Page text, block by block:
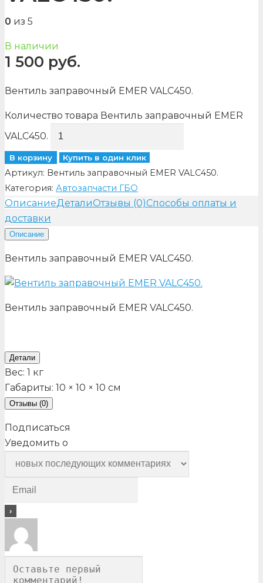
0 из 5
В наличии
1 500 руб.
Вентиль заправочный EMER VALC450.
Количество товара Вентиль заправочный EMER
VALC450.
В корзину Купить в один клик
Артикул: Вентиль заправочный EMER VALC450.
Категория: Автозапчасти ГБО
ОписаниеДеталиОтзывы (0)Способы оплаты и
доставки
Описание
Вентиль заправочный EMER VALC450.
Вентиль заправочный EMER VALC450.
Детали
Вес: 1 кг
Габариты: 10 × 10 × 10 см
Отзывы (0)
Подписаться
Уведомить о